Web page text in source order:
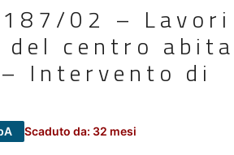
02 –
centro
Intervento di
Scaduto da: 32 mesi